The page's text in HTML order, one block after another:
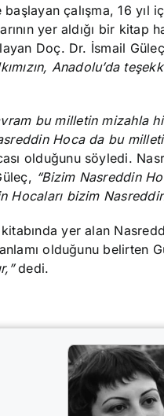
çalışma, 16
yer aldığı bir kitap
Doç. Dr. İsmail
Anadolu’da
bu milletin mizahla
Hoca da bu
olduğunu söyledi.
“Bizim Nasreddin
Hocaları bizim
yer alan
olduğunu belirten
dedi.